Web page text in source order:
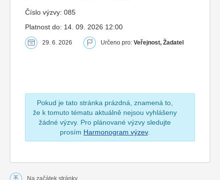
Číslo výzvy: 085
Platnost do: 14. 09. 2026 12:00
29. 6. 2026 Určeno pro: Veřejnost, Žadatel
Pokud je tato stránka prázdná, znamená to,
že k tomuto tématu aktuálně nejsou vyhlášeny
žádné výzvy. Pro plánované výzvy sledujte
prosím Harmonogram výzev.
Na začátek stránky